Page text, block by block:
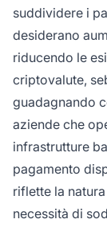
suddividere i
desiderano
riducendo le
criptovalute,
guadagnando
aziende che
infrastrutture
pagamento
riflette la
necessità di